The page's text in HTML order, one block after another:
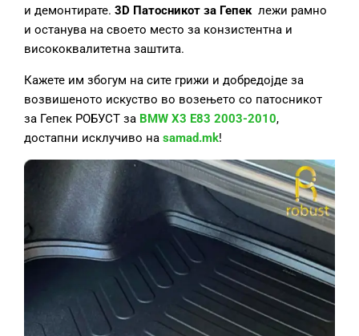
и демонтирате. 3D Патосникот за Гепеклежи рамно
и останува на своето место за конзистентна и
висококвалитетна заштита.
Кажете им збогум на сите грижи и добредојде за
возвишеното искуство во возењето со патосникот
за Гепек РОБУСТ за BMW X3 E83 2003-2010,
достапни исклучиво на samad.mk!